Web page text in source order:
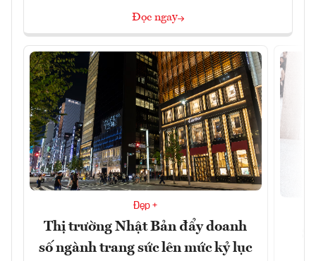
Đọc ngay
Đẹp +
Thị trường Nhật Bản đẩy doanh
số ngành trang sức lên mức kỷ lục